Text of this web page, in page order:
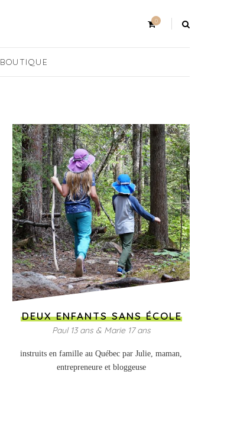
0
BOUTIQUE
DEUX ENFANTS SANS ÉCOLE
Paul 13 ans & Marie 17 ans
instruits en famille au Québec par Julie, maman,
entrepreneure et bloggeuse